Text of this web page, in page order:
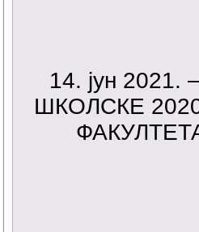
14. јун
ШКОЛСКЕ